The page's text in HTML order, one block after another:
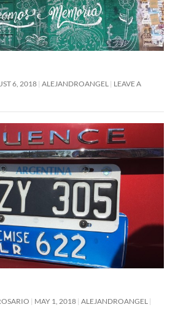
6, 2018 ALEJANDROANGEL
LEAVE A
MAY 1, 2018 ALEJANDROANGEL